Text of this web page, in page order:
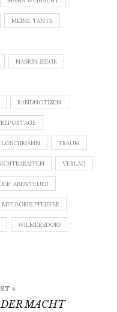
MEINE TANTE
NASRIN SIEGE
RANDNOTIZEN
TRAUM
VERLAG
ABENTEUER
BORIS PFEIFFER
WILMERSDORF
»
MACHT